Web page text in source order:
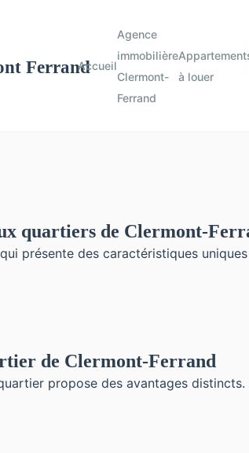
Accueil
Agence
immobilière
Clermont-
Ferrand
à louer
quartiers de Clermont-
présente des caractéristiques
de Clermont-Ferrand
propose des avantages